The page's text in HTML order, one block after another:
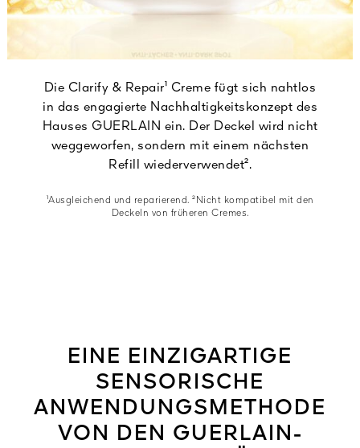
Die Clarify & Repair¹ Creme fügt sich nahtlos
in das engagierte Nachhaltigkeitskonzept des
Hauses GUERLAIN ein. Der Deckel wird nicht
weggeworfen, sondern mit einem nächsten
Refill wiederverwendet².
¹Ausgleichend und reparierend. ²Nicht kompatibel mit den
Deckeln von früheren Cremes.
EINE EINZIGARTIGE
SENSORISCHE
ANWENDUNGSMETHODE
VON DEN GUERLAIN-